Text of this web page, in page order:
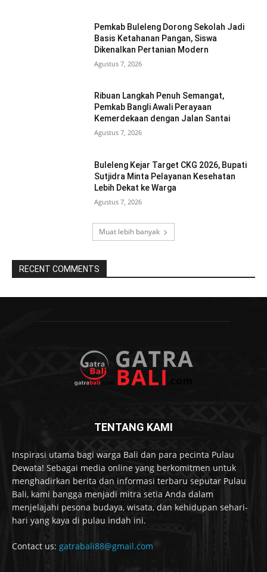
Pemkab Buleleng Dorong Sekolah Jadi
Basis Ketahanan Pangan, Siswa
Dikenalkan Pertanian Modern
Agustus 7, 2026
Ribuan Langkah Penuh Semangat,
Pemkab Bangli Awali Perayaan
Kemerdekaan dengan Jalan Santai
Agustus 7, 2026
Buleleng Kejar Target CKG 2026, Bupati
Sutjidra Minta Pelayanan Kesehatan
Lebih Dekat ke Warga
Agustus 7, 2026
Muat lebih banyak
RECENT COMMENTS
TENTANG KAMI
Inspirasi utama bagi warga Bali dan para pecinta Pulau
Dewata! Sebagai media online yang berkomitmen untuk
menghadirkan berita dan informasi terbaru seputar Pulau
Bali, kami bangga menjadi mitra setia Anda dalam
menjelajahi pesona budaya, wisata, dan kehidupan sehari-
hari yang kaya di pulau indah ini.
Contact us: gatrabali88@gmail.com